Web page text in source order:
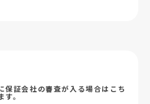
保証会社の審査が入る場合はこち
。